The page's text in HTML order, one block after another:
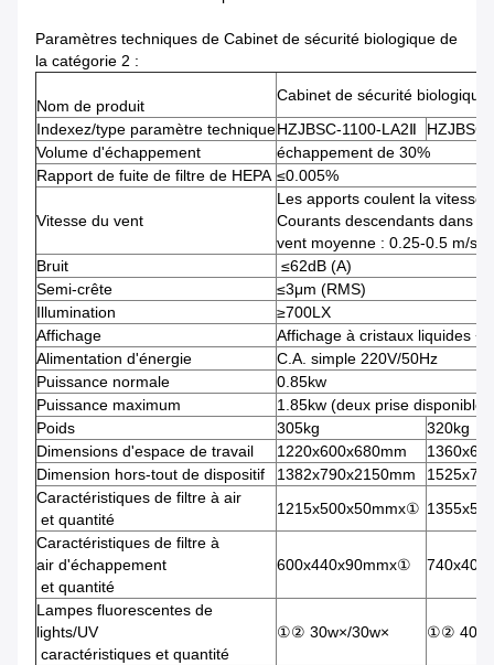
Paramètres techniques de Cabinet de sécurité biologique de
la catégorie 2 :
Nom de produit
Cabinet de sécurité
Indexez/type paramètre techniqueHZJBSC-1100-LA2Ⅱ
Volume d'échappement
échappement de 30%
Rapport de fuite de filtre de HEPA ≤0.005%
Vitesse du vent
Les apports coulent la vitesse
Courants descendants dans la
vent moyenne : 0.25-0.5 m/s
Bruit
≤62dB (A)
Semi-crête
≤3μm (RMS)
Illumination
≥700LX
Affichage
Affichage à cristaux liquides +
Alimentation d'énergie
C.A. simple 220V/50Hz
Puissance normale
0.85kw
Puissance maximum
1.85kw (deux prise disponible
Poids
305kg
320kg
Dimensions d'espace de travail
1220x600x680mm
Dimension hors-tout de dispositif
1382x790x2150mm
Caractéristiques de filtre à air
et quantité
1215x500x50mmx①
Caractéristiques de filtre à
air d'échappement
et quantité
600x440x90mmx①
Lampes fluorescentes de
lights/UV
caractéristiques et quantité
①② 30w×/30w× ①②